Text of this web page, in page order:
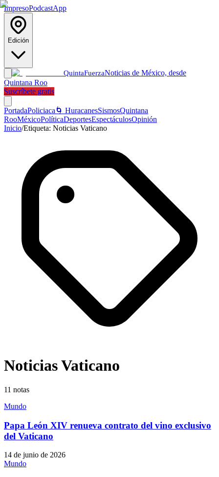
ImpresoPodcastApp
Edición
QuintaFuerzaNoticias de México, desde
Quintana Roo
Suscríbete gratis
PortadaPoliciaca 🌀 HuracanesSismosQuintana
RooMéxicoPolíticaDeportesEspectáculosOpinión
Inicio/Etiqueta: Noticias Vaticano
Noticias Vaticano
11 notas
Mundo
Papa León XIV renueva contrato del vino exclusivo
del Vaticano
14 de junio de 2026
Mundo